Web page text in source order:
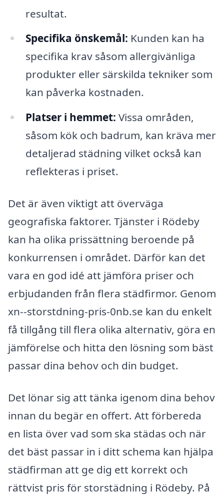
resultat.
Specifika önskemål: Kunden kan ha
specifika krav såsom allergivänliga
produkter eller särskilda tekniker som
kan påverka kostnaden.
Platser i hemmet: Vissa områden,
såsom kök och badrum, kan kräva mer
detaljerad städning vilket också kan
reflekteras i priset.
Det är även viktigt att överväga
geografiska faktorer. Tjänster i Rödeby
kan ha olika prissättning beroende på
konkurrensen i området. Därför kan det
vara en god idé att jämföra priser och
erbjudanden från flera städfirmor. Genom
xn--storstdning-pris-0nb.se kan du enkelt
få tillgång till flera olika alternativ, göra en
jämförelse och hitta den lösning som bäst
passar dina behov och din budget.
Det lönar sig att tänka igenom dina behov
innan du begär en offert. Att förbereda
en lista över vad som ska städas och när
det bäst passar in i ditt schema kan hjälpa
städfirman att ge dig ett korrekt och
rättvist pris för storstädning i Rödeby. På